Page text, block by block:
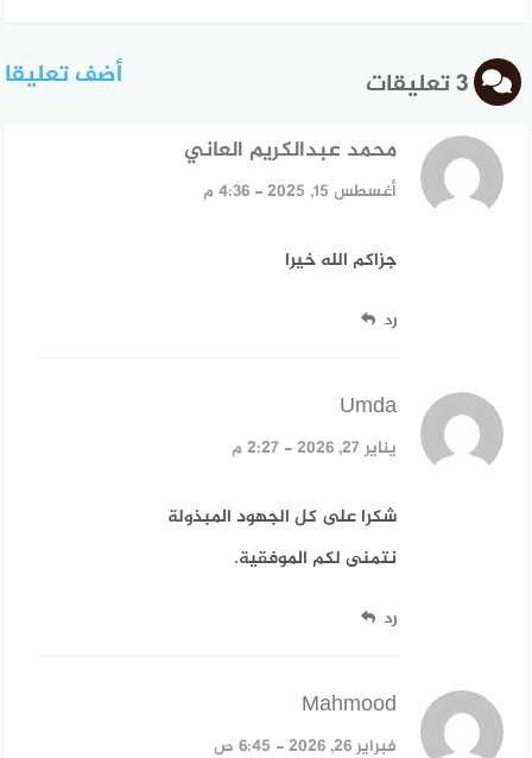
3 تعليقات أضف تعليقا
محمد عبدالكريم العاني
أغسطس 15, 2025 - 4:36 م
جزاكم الله خيرا
رد
Umda
يناير 27, 2026 - 2:27 م
شكرا على كل الجهود المبذولة
نتمنى لكم الموفقية.
رد
Mahmood
فبراير 26, 2026 - 6:45 ص